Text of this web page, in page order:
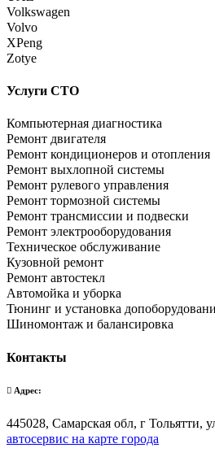
Volkswagen
Volvo
XPeng
Zotye
Услуги СТО
Компьютерная диагностика
Ремонт двигателя
Ремонт кондиционеров и отопления
Ремонт выхлопной системы
Ремонт рулевого управления
Ремонт тормозной системы
Ремонт трансмиссии и подвески
Ремонт электрооборудования
Техническое обслуживание
Кузовной ремонт
Ремонт автостекл
Автомойка и уборка
Тюнинг и установка
Шиномонтаж и балансировка
Контакты
Адрес:
445028, Самарская обл, г Тольятти,
автосервис на карте города